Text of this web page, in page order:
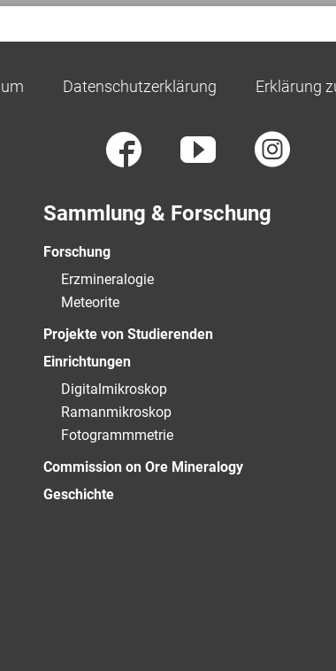
Datenschutzerklärung Erklärung
Sammlung & Forschung
Forschung
Erzmineralogie
Meteorite
Projekte von Studierenden
Einrichtungen
Digitalmikroskop
Ramanmikroskop
Fotogrammmetrie
Commission on Ore Mineralogy
Geschichte